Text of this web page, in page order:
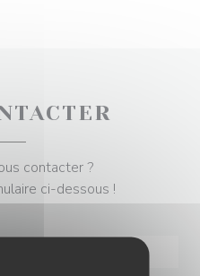
contacter ?
ci-dessous !